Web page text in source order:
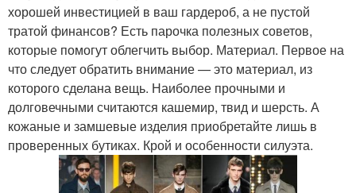
хорошей инвестицией в ваш гардероб, а не пустой
тратой финансов? Есть парочка полезных советов,
которые помогут облегчить выбор. Материал. Первое на
что следует обратить внимание — это материал, из
которого сделана вещь. Наиболее прочными и
долговечными считаются кашемир, твид и шерсть. А
кожаные и замшевые изделия приобретайте лишь в
проверенных бутиках. Крой и особенности силуэта.